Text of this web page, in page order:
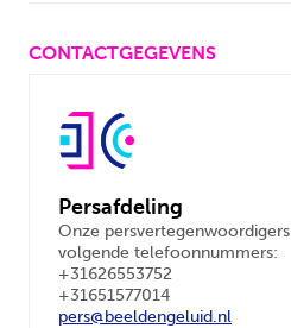
CONTACTGEGEVENS
Persafdeling
Onze
volgende telefoonnummers:
+31626553752
+31651577014
pers@beeldengeluid.nl